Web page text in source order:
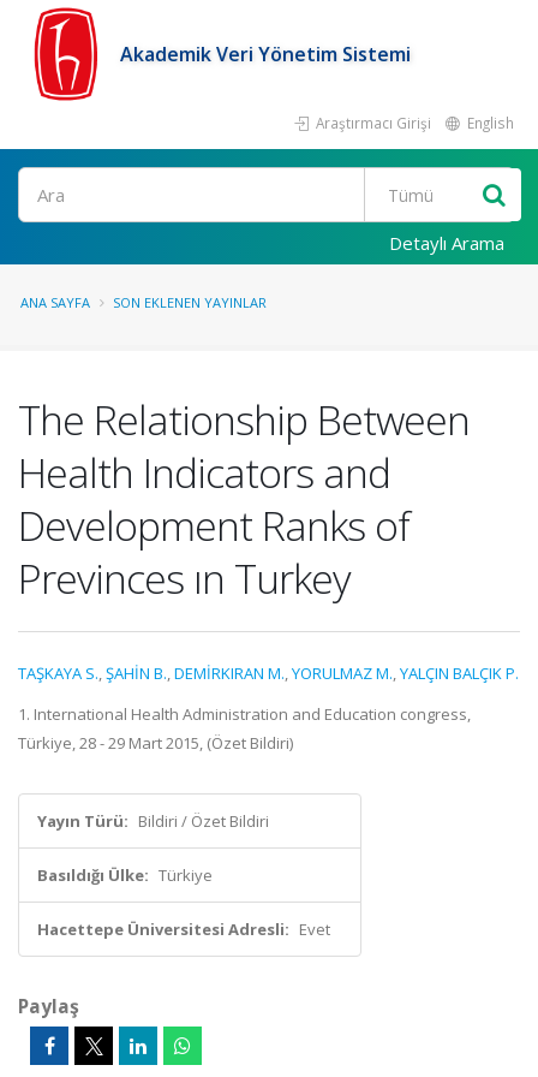
Akademik Veri Yönetim Sistemi
Araştırmacı Girişi English
Ara
Detaylı Arama
ANA SAYFA SON EKLENEN YAYINLAR
The Relationship Between
Health Indicators and
Development Ranks of
Previnces ın Turkey
TAŞKAYA S.,ŞAHİN B.,DEMİRKIRAN M.,YORULMAZ M.,YALÇIN BALÇIK P.
1. International Health Administration and Education congress,
Türkiye, 28 - 29 Mart 2015, (Özet Bildiri)
Yayın Türü: Bildiri / Özet Bildiri
Basıldığı Ülke: Türkiye
Hacettepe Üniversitesi Adresli: Evet
Paylaş